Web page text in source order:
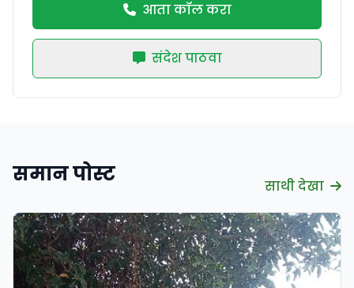
आता कॉल करा
संदेश पाठवा
समान पोस्ट साथी देखा